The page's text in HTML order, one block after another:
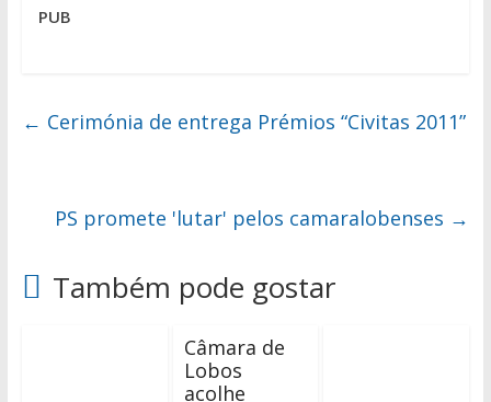
PUB
← Cerimónia de entrega Prémios “Civitas 2011”
PS promete 'lutar' pelos camaralobenses →
Também pode gostar
Câmara de
Lobos
acolhe